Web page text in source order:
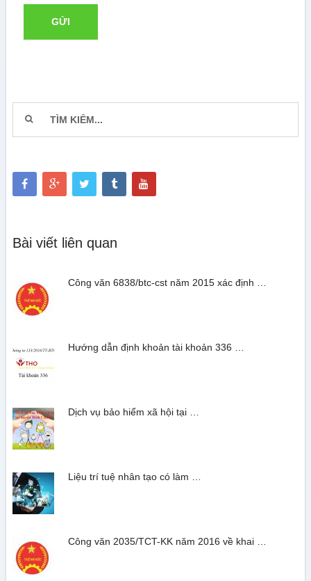
Bài viết liên quan
Công văn 6838/btc-cst năm 2015 xác định …
Hướng dẫn định khoản tài khoản 336 …
Dịch vụ bảo hiểm xã hội tại …
Liệu trí tuệ nhân tạo có làm …
Công văn 2035/TCT-KK năm 2016 về khai …